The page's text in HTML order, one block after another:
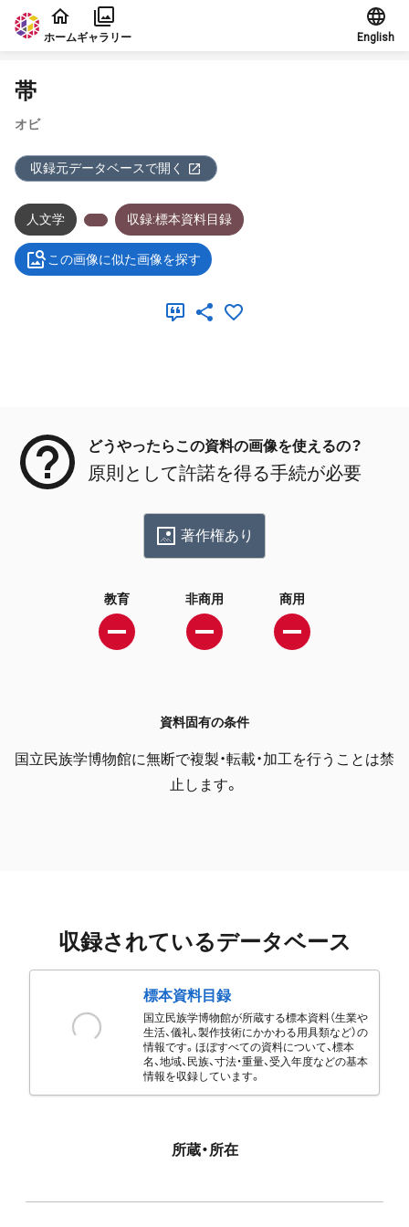
本文に飛ぶ
ホームギャラリー English
帯
オビ
収録元データベースで開く
人文学 収録:標本資料目録
この画像に似た画像を探す
どうやったらこの資料の画像を使えるの？
原則として許諾を得る手続が必要
著作権あり
教育 非商用 商用
資料固有の条件
国立民族学博物館に無断で複製・転載・加工を行うことは禁
止します。
収録されているデータベース
標本資料目録
国立民族学博物館が所蔵する標本資料（生業や
生活、儀礼、製作技術にかかわる用具類など）の
情報です。ほぼすべての資料について、標本
名、地域、民族、寸法・重量、受入年度などの基本
情報を収録しています。
所蔵・所在